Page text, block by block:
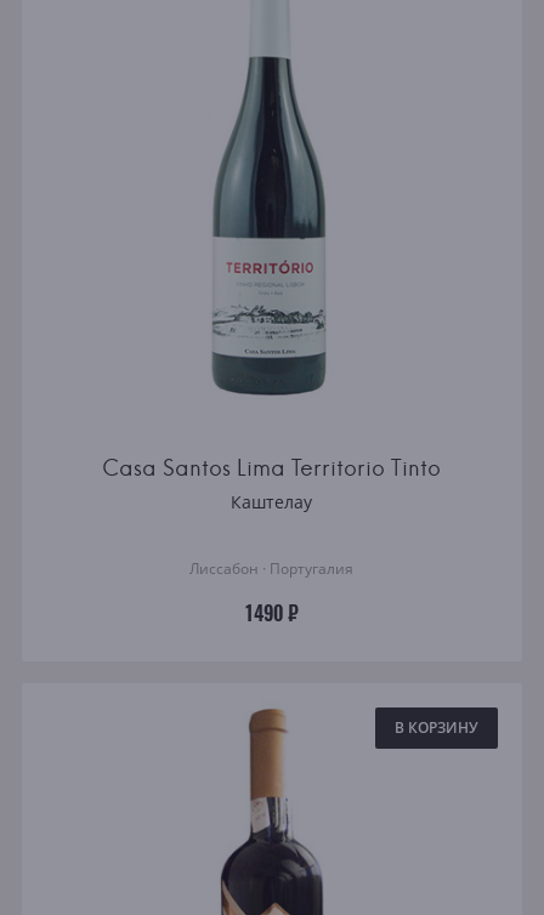
Casa Santos Lima Territorio Tinto
Каштелау
Лиссабон · Португалия
1490 ₽
В КОРЗИНУ